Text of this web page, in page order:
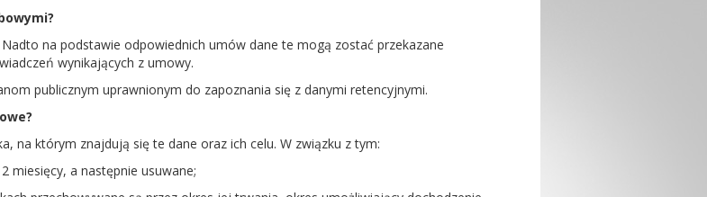
Nadto na podstawie odpowiednich umów dane te mogą zostać przekazane
wynikających z umowy.
publicznym uprawnionym do zapoznania się z danymi retencyjnymi.
na którym znajdują się te dane oraz ich celu. W związku z tym:
miesięcy, a następnie usuwane;